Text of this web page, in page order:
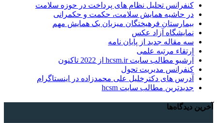
کنفرانس تحلیل نظام های پرداخت در حوزه سلامت
در حاشیه همایش سلامت، حکمت و حکمرانی
بیمارستان فرهیختگان میزبان یک همایش مهم
نمایشگاه آزاد عکس
سه مقاله جدید از پایان نامه
ارتقاء مرتبه علمی
آرشیو مطالب سایت hcsm.ir از 2022 تاکنون
کنفرانس مدیریت تحول
آدرس های دکترخلیل علی محمدزاده در اینستاگرام
جدیدترین مطالب سایت hcsm
آخرین دیدگاه‌ها